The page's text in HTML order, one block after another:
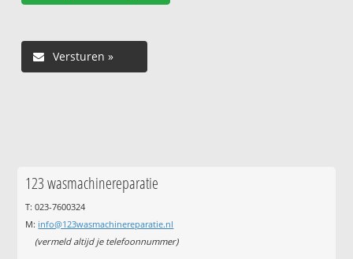
123 wasmachinereparatie
T: 023-7600324
M: info@123wasmachinereparatie.nl
(vermeld altijd je telefoonnummer)